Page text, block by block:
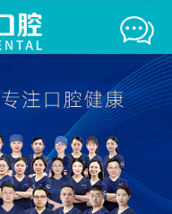
来院路线
牙齿正畸
牙周治疗
专题